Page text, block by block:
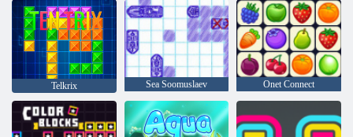
Telkrix Sea Soomuslaev Onet Connect